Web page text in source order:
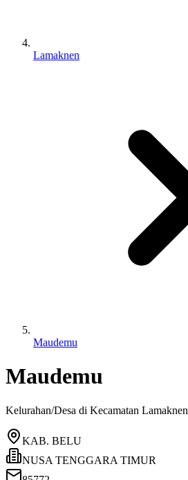
Lamaknen
Maudemu
Maudemu
Kelurahan/Desa di Kecamatan Lamaknen
KAB. BELU
NUSA TENGGARA TIMUR